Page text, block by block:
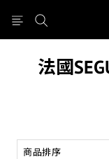
法國
商品排序